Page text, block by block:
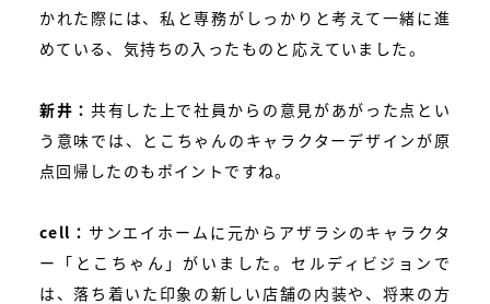
かれた際には、私と専務がしっかりと考えて一緒に進
めている、気持ちの入ったものと応えていました。
新井： 共有した上で社員からの意見があがった点とい
う意味では、とこちゃんのキャラクターデザインが原
点回帰したのもポイントですね。
cell： サンエイホームに元からアザラシのキャラクタ
ー「とこちゃん」がいました。セルディビジョンで
は、落ち着いた印象の新しい店舗の内装や、将来の方